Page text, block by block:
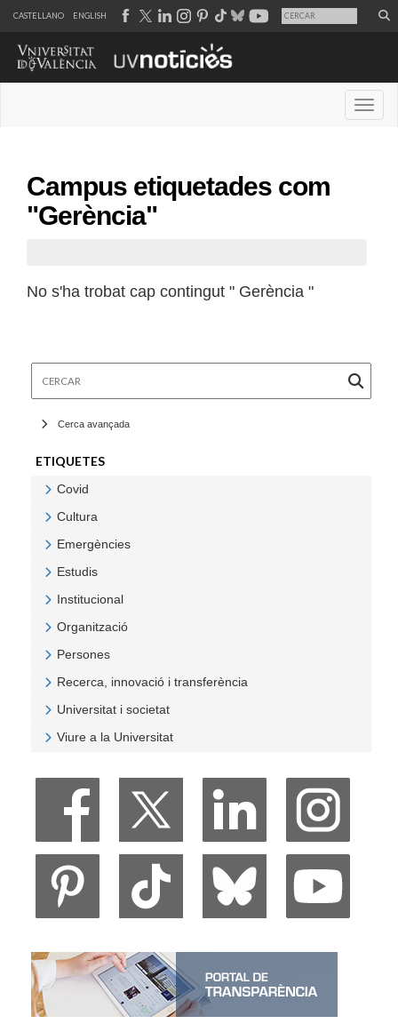
CASTELLANO ENGLISH
Campus etiquetades com
"Gerència"
No s'ha trobat cap contingut " Gerència "
Cerca avançada
ETIQUETES
Covid
Cultura
Emergències
Estudis
Institucional
Organització
Persones
Recerca, innovació i transferència
Universitat i societat
Viure a la Universitat